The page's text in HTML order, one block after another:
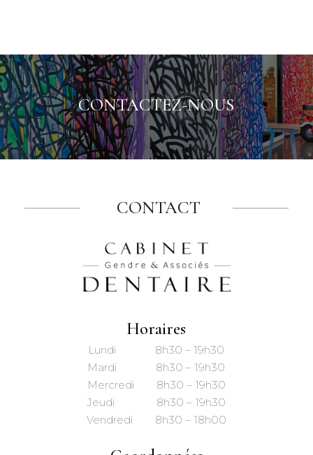
CONTACTEZ-NOUS
CONTACT
Horaires
Lundi 8h30 – 19h30
Mardi 8h30 – 19h30
Mercredi 8h30 – 19h30
Jeudi 8h30 – 19h30
Vendredi 8h30 – 18h00